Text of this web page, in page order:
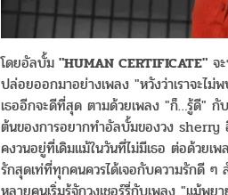
โดยอัลบั้ม "HUMAN CERTIFICATE" จ
ปล่อยออกมาอย่างเพลง "หวังว่าเราจะไ
เธออีกจะดีที่สุด ตามด้วยเพลง "ก็…รู้ดี" กั
ต้นของการอยากทำอัลบั้มของวง sherry
คงวนอยู่ที่เดิมแม้ในวันที่ไม่มีเธอ ต่อด้วยเ
รักสุดเท่ที่ทุกคนควรได้เจอกับความรักดี